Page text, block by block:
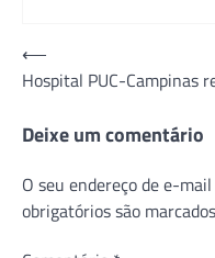
Navegação
de
Post
⟵
Hospital PUC-Campinas
Deixe um comentário
O seu endereço de e-
obrigatórios são